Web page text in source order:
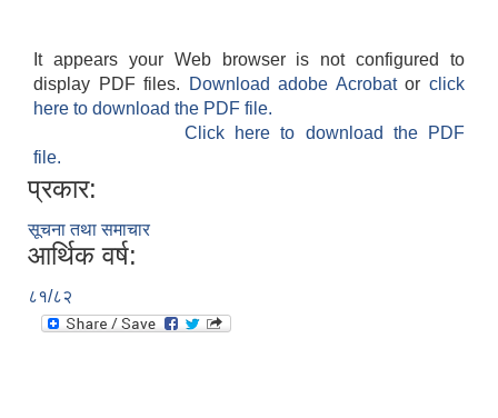
It appears your Web browser is not configured to
display PDF files.
Download adobe Acrobatorclick
here to download the PDF file.
Click here to download the PDF
file.
प्रकार:
सूचना तथा समाचार
आर्थिक वर्ष:
८१/८२